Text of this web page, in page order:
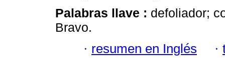
Palabras llave : defoliador;
Bravo.
· resumen en Inglés ·